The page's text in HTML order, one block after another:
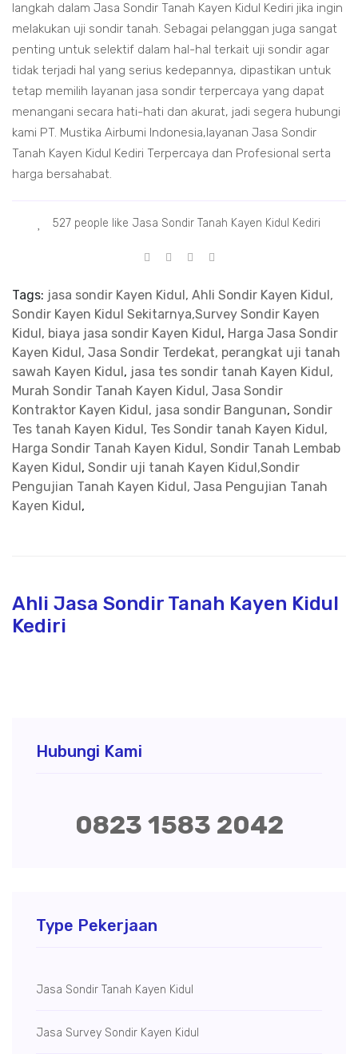
langkah dalam Jasa Sondir Tanah Kayen Kidul Kediri jika ingin
melakukan uji sondir tanah. Sebagai pelanggan juga sangat
penting untuk selektif dalam hal-hal terkait uji sondir agar
tidak terjadi hal yang serius kedepannya, dipastikan untuk
tetap memilih layanan jasa sondir terpercaya yang dapat
menangani secara hati-hati dan akurat, jadi segera hubungi
kami PT. Mustika Airbumi Indonesia,layanan Jasa Sondir
Tanah Kayen Kidul Kediri Terpercaya dan Profesional serta
harga bersahabat.
527 people like Jasa Sondir Tanah Kayen Kidul Kediri
Tags: jasa sondir Kayen Kidul, Ahli Sondir Kayen Kidul,
Sondir Kayen Kidul Sekitarnya,Survey Sondir Kayen
Kidul, biaya jasa sondir Kayen Kidul , Harga Jasa Sondir
Kayen Kidul, Jasa Sondir Terdekat, perangkat uji tanah
sawah Kayen Kidul , jasa tes sondir tanah Kayen Kidul,
Murah Sondir Tanah Kayen Kidul, Jasa Sondir
Kontraktor Kayen Kidul, jasa sondir Bangunan, Sondir
Tes tanah Kayen Kidul, Tes Sondir tanah Kayen Kidul,
Harga Sondir Tanah Kayen Kidul, Sondir Tanah Lembab
Kayen Kidul , Sondir uji tanah Kayen Kidul,Sondir
Pengujian Tanah Kayen Kidul, Jasa Pengujian Tanah
Kayen Kidul ,
Ahli Jasa Sondir Tanah Kayen Kidul
Kediri
Hubungi Kami
0823 1583 2042
Type Pekerjaan
Jasa Sondir Tanah Kayen Kidul
Jasa Survey Sondir Kayen Kidul